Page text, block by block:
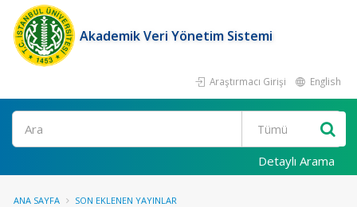
Akademik Veri Yönetim Sistemi
Araştırmacı Girişi English
Ara
Detaylı Arama
ANA SAYFA SON EKLENEN YAYINLAR